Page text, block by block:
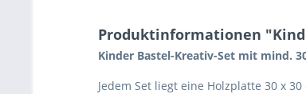
Produktinformationen
Kinder Bastel-Kreativ-Set mit mind.
Jedem Set liegt eine Holzplatte 30 x 30